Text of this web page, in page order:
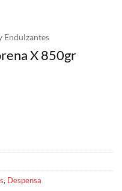
Endulzantes
X 850gr
, Despensa